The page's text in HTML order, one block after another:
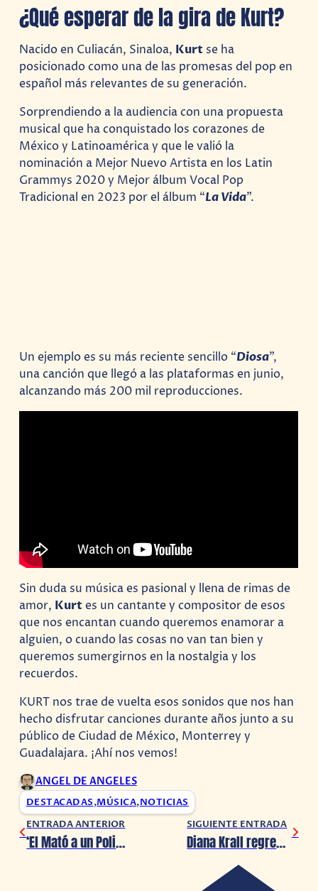
¿Qué esperar de la gira de Kurt?
Nacido en Culiacán, Sinaloa, Kurt se ha
posicionado como una de las promesas del pop en
español más relevantes de su generación.
Sorprendiendo a la audiencia con una propuesta
musical que ha conquistado los corazones de
México y Latinoamérica y que le valió la
nominación a Mejor Nuevo Artista en los Latin
Grammys 2020 y Mejor álbum Vocal Pop
Tradicional en 2023 por el álbum “La Vida”.
Un ejemplo es su más reciente sencillo “Diosa”,
una canción que llegó a las plataformas en junio,
alcanzando más 200 mil reproducciones.
Sin duda su música es pasional y llena de rimas de
amor, Kurtes un cantante y compositor de esos
que nos encantan cuando queremos enamorar a
alguien, o cuando las cosas no van tan bien y
queremos sumergirnos en la nostalgia y los
recuerdos.
KURT nos trae de vuelta esos sonidos que nos han
hecho disfrutar canciones durante años junto a su
público de Ciudad de México, Monterrey y
Guadalajara. ¡Ahí nos vemos!
ANGEL DE ANGELES
DESTACADAS,MÚSICA,NOTICIAS
ENTRADA ANTERIOR
‘El Mató a un Policía Motorizado’ regresa a México en noviembre 2023
SIGUIENTE ENTRADA
Diana Krall regresa a México en noviembre 2023